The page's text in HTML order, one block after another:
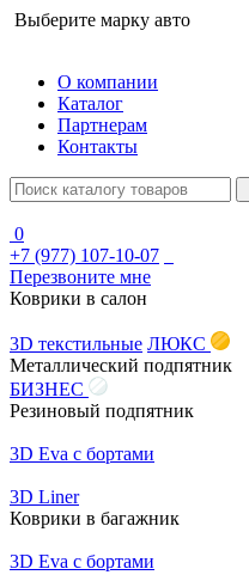
Выберите марку авто
О компании
Каталог
Партнерам
Контакты
0
+7 (977) 107-10-07
Перезвоните мне
Коврики в салон
3D текстильные ЛЮКС
Металлический подпятник
БИЗНЕС
Резиновый подпятник
3D Eva с бортами
3D Liner
Коврики в багажник
3D Eva с бортами